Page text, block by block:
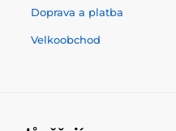
Doprava a platba
Velkoobchod